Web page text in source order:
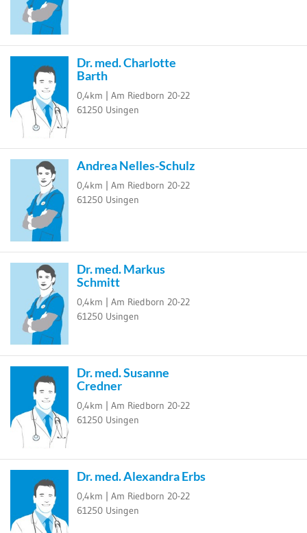
Dr. med. Charlotte
Barth
0,4km | Am Riedborn 20-22
61250 Usingen
Andrea Nelles-Schulz
0,4km | Am Riedborn 20-22
61250 Usingen
Dr. med. Markus
Schmitt
0,4km | Am Riedborn 20-22
61250 Usingen
Dr. med. Susanne
Credner
0,4km | Am Riedborn 20-22
61250 Usingen
Dr. med. Alexandra Erbs
0,4km | Am Riedborn 20-22
61250 Usingen